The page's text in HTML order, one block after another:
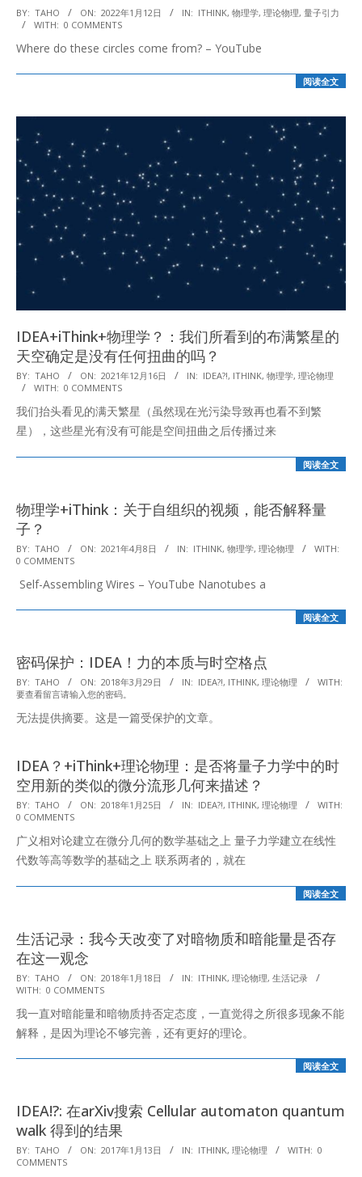
2022-
01-
12
BY: TAHO ON: 2022年1月12日 IN: ITHINK, 物理学, 理论物理, 量子引力
WITH: 0 COMMENTS
Where do these circles come from? – YouTube
阅读全文
IDEA+iThink+物理学？：我们所看到的布满繁星的
天空确定是没有任何扭曲的吗？
2021-
12-
16
BY: TAHO ON: 2021年12月16日 IN: IDEA?!, ITHINK, 物理学, 理论物理
WITH: 0 COMMENTS
我们抬头看见的满天繁星（虽然现在光污染导致再也看不到繁
星），这些星光有没有可能是空间扭曲之后传播过来
阅读全文
物理学+iThink：关于自组织的视频，能否解释量
子？
2021-
04-
08
BY: TAHO ON: 2021年4月8日 IN: ITHINK, 物理学, 理论物理
WITH:
0 COMMENTS
Self-Assembling Wires – YouTube Nanotubes a
阅读全文
密码保护：IDEA！力的本质与时空格点
2018-
03-
29
BY: TAHO ON: 2018年3月29日 IN: IDEA?!, ITHINK, 理论物理
WITH:
要查看留言请输入您的密码。
无法提供摘要。这是一篇受保护的文章。
IDEA？+iThink+理论物理：是否将量子力学中的时
空用新的类似的微分流形几何来描述？
2018-
01-
25
BY: TAHO ON: 2018年1月25日 IN: IDEA?!, ITHINK, 理论物理
WITH:
0 COMMENTS
广义相对论建立在微分几何的数学基础之上 量子力学建立在线性
代数等高等数学的基础之上 联系两者的，就在
阅读全文
生活记录：我今天改变了对暗物质和暗能量是否存
在这一观念
2018-
01-
18
BY: TAHO ON: 2018年1月18日 IN: ITHINK, 理论物理, 生活记录
WITH: 0 COMMENTS
我一直对暗能量和暗物质持否定态度，一直觉得之所很多现象不能
解释，是因为理论不够完善，还有更好的理论。
阅读全文
IDEA!?: 在arXiv搜索 Cellular automaton quantum
walk 得到的结果
2017-
01-
BY: TAHO ON: 2017年1月13日 IN: ITHINK, 理论物理 WITH: 0
COMMENTS